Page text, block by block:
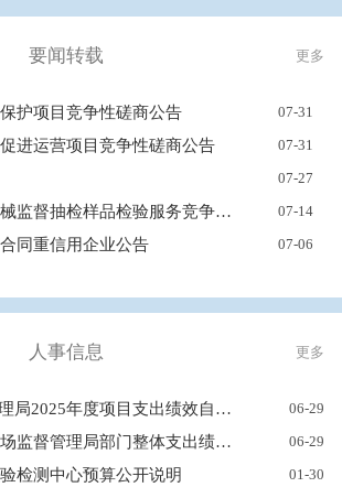
要闻转载 更多
护项目竞争性磋商公告 07-31
进运营项目竞争性磋商公告 07-31
07-27
2026年市级医疗器械监督抽检样品检验服务竞争性谈判邀请公告 07-14
同重信用企业公告 07-06
人事信息 更多
怀化市市场监督管理局2025年度项目支出绩效自评报告 06-29
2025年度怀化市市场监督管理局部门整体支出绩效自评报告 06-29
检测中心预算公开说明 01-30